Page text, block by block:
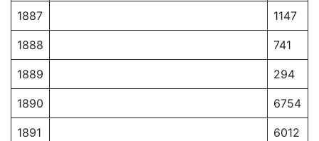
1887 1147
1888 741
1889 294
1890 6754
1891 6012